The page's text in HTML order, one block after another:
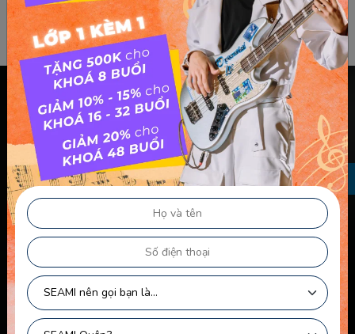
Chính sách & điều khoản
Thông Tin Chủ Sở Hữu Website
Điều Khoản Dành Cho Học Viên Và Gia Sư – Giảng Viên
Điều khoản Dành cho HLV-Giáo Viên
Chính Sách Sử Dụng Cookie
Chính Sách Bảo Mật
Chính Sách Quyền Riêng Tư
Liên kết nhanh
Chính Sách Bảo Mật Của Trẻ Em
Chính Sách Công Khai Của Giáo Viên